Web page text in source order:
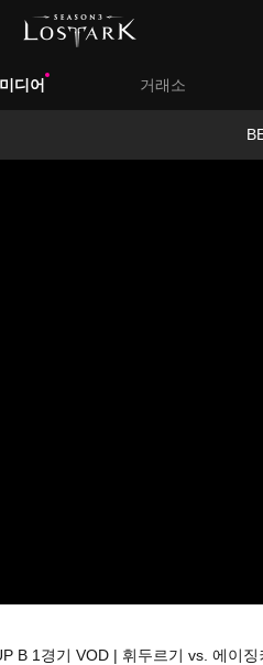
미디어 거래소
B 1경기 VOD | 휘두르기 vs. 에이징